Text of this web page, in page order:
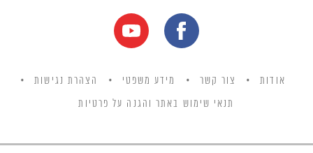
אודות צור קשר מידע משפטי הצהרת נגישות
תנאי שימוש באתר והגנה על פרטיות